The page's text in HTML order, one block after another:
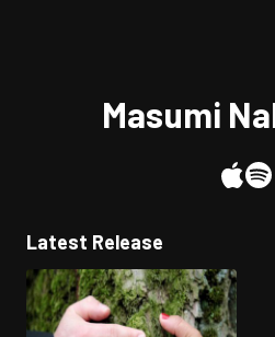
Masumi
Latest Release